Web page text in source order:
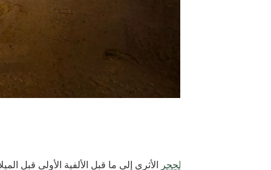
الأثري إلى ما قبل الألفية الأولى قبل الميلاد، ويُعتبر أول